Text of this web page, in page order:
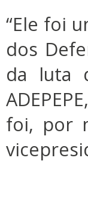
“Ele foi
dos
da luta
foi, por